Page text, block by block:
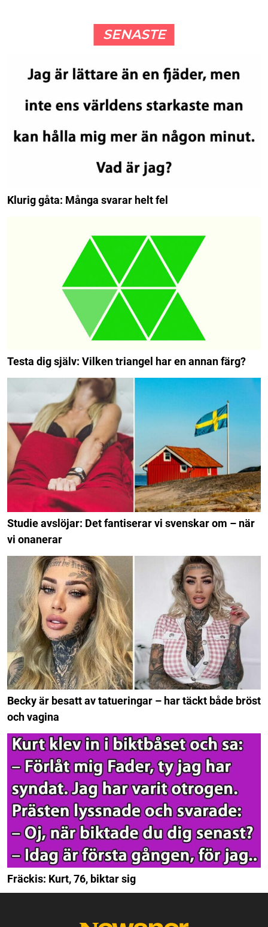
SENASTE
Klurig gåta: Många svarar helt fel
Testa dig själv: Vilken triangel har en annan färg?
Studie avslöjar: Det fantiserar vi svenskar om – när
vi onanerar
Becky är besatt av tatueringar – har täckt både bröst
och vagina
Fräckis: Kurt, 76, biktar sig